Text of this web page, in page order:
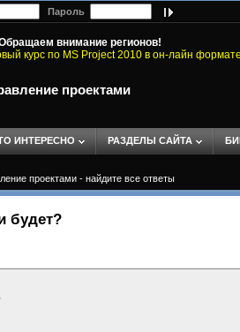
Пароль
внимание регионов!
курс по MS Project 2010 в он-лайн
проектами
ИНТЕРЕСНО РАЗДЕЛЫ САЙТА
проектами - найдите все ответы
будет?